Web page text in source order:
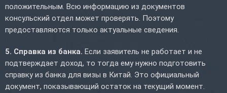
положительным. Всю информацию из документов
консульский отдел может проверять. Поэтому
предоставляются только актуальные сведения.
5. Справка из банка. Если заявитель не работает и не
подтверждает доход, то тогда ему нужно подготовить
справку из банка для визы в Китай. Это официальный
документ, показывающий остаток на текущий момент.